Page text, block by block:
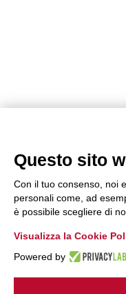
Questo sito
Con il tuo consenso, noi
personali come, ad
è possibile scegliere di
Visualizza la Cookie
Powered by